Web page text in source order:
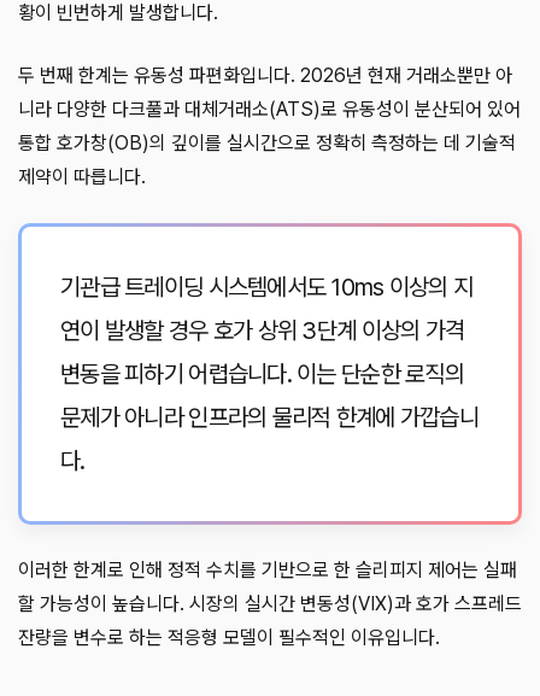
황이 빈번하게 발생합니다.
두 번째 한계는 유동성 파편화입니다. 2026년 현재 거래소뿐만 아
니라 다양한 다크풀과 대체거래소(ATS)로 유동성이 분산되어 있어
통합 호가창(OB)의 깊이를 실시간으로 정확히 측정하는 데 기술적
제약이 따릅니다.
기관급 트레이딩 시스템에서도 10ms 이상의 지
연이 발생할 경우 호가 상위 3단계 이상의 가격
변동을 피하기 어렵습니다. 이는 단순한 로직의
문제가 아니라 인프라의 물리적 한계에 가깝습니
다.
이러한 한계로 인해 정적 수치를 기반으로 한 슬리피지 제어는 실패
할 가능성이 높습니다. 시장의 실시간 변동성(VIX)과 호가 스프레드
잔량을 변수로 하는 적응형 모델이 필수적인 이유입니다.